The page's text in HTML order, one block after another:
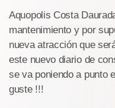
Aquopolis Costa
mantenimiento y por
nueva atracción que
este nuevo diario de
se va poniendo a punto
guste !!!